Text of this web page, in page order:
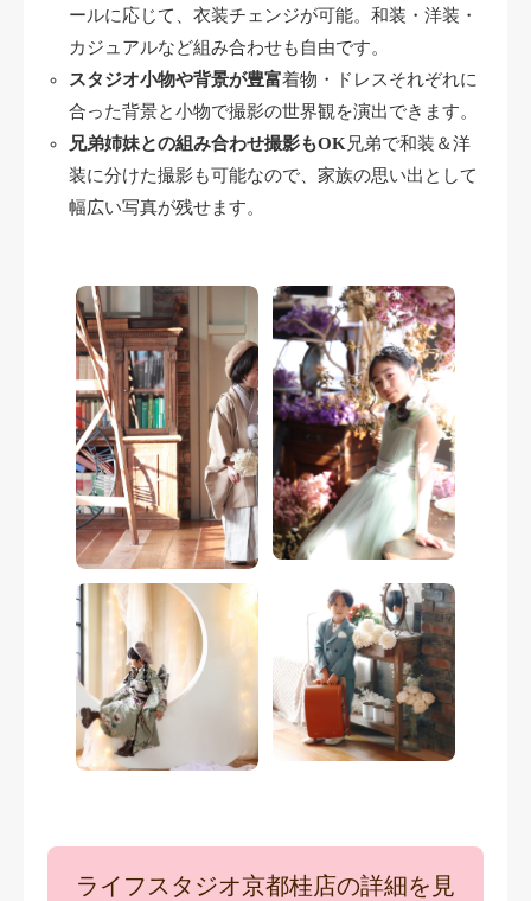
ールに応じて、衣装チェンジが可能。和装・洋装・
カジュアルなど組み合わせも自由です。
スタジオ小物や背景が豊富着物・ドレスそれぞれに
合った背景と小物で撮影の世界観を演出できます。
兄弟姉妹との組み合わせ撮影もOK兄弟で和装＆洋
装に分けた撮影も可能なので、家族の思い出として
幅広い写真が残せます。
ライフスタジオ京都桂店の詳細を見